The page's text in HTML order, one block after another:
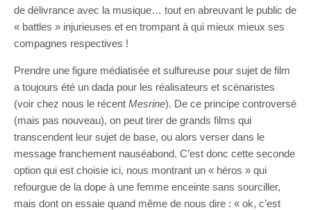
de délivrance avec la musique… tout en abreuvant le public de
« battles » injurieuses et en trompant à qui mieux mieux ses
compagnes respectives !
Prendre une figure médiatisée et sulfureuse pour sujet de film
a toujours été un dada pour les réalisateurs et scénaristes
(voir chez nous le récent Mesrine). De ce principe controversé
(mais pas nouveau), on peut tirer de grands films qui
transcendent leur sujet de base, ou alors verser dans le
message franchement nauséabond. C’est donc cette seconde
option qui est choisie ici, nous montrant un « héros » qui
refourgue de la dope à une femme enceinte sans sourciller,
mais dont on essaie quand même de nous dire : « ok, c’est